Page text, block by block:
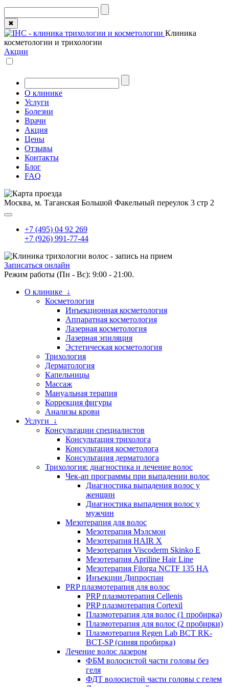
✖
Клиника
косметологии и трихологии
Акции
О клинике
Услуги
Болезни
Врачи
Акция
Цены
Отзывы
Контакты
Блог
FAQ
Москва, м. Таганская Большой Факельный переулок 3 стр 2
+7 (495) 04 92 269
+7 (926) 991-77-44
Записаться онлайн
Режим работы (Пн - Вс): 9:00 - 21:00.
О клинике ↓
Косметология
Инъекционная косметология
Аппаратная косметология
Лазерная косметология
Лазерная эпиляция
Эстетическая косметология
Трихология
Дерматология
Капельницы
Массаж
Мануальная терапия
Коррекция фигуры
Анализы крови
Услуги ↓
Консультации специалистов
Консультация трихолога
Консультация косметолога
Консультация дерматолога
Трихология: диагностика и лечение волос
Чек-ап программы при выпадении волос
Диагностика выпадения волос у
женщин
Диагностика выпадения волос у
мужчин
Мезотерапия для волос
Мезотерапия Мэлсмон
Мезотерапия HAIR X
Мезотерапия Viscoderm Skinko E
Мезотерапия Apriline Hair Line
Мезотерапия Filorga NCTF 135 HA
Инъекции Дипроспан
PRP плазмотерапия для волос
PRP плазмотерапия Cellenis
PRP плазмотерапия Cortexil
Плазмотерапия для волос (1 пробирка)
Плазмотерапия для волос (2 пробирки)
Плазмотерапия Regen Lab BCT RK-
BCT-SP (синяя пробирка)
Лечение волос лазером
ФБМ волосистой части головы без
геля
ФДТ волосистой части головы с гелем